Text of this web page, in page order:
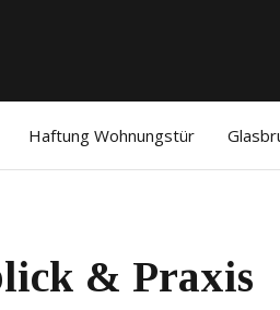
Haftung Wohnungstür
& Praxis